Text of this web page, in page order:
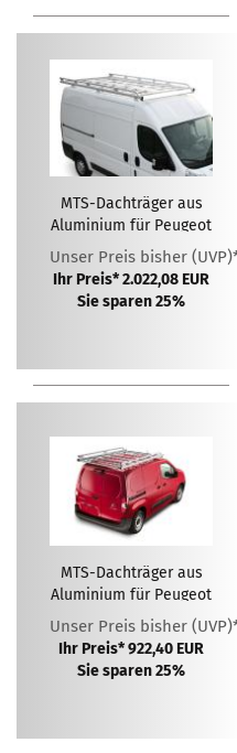
MTS-Dachträger aus
Aluminium für Peugeot
Boxer L4H2 ( 2006 - )
Unser Preis bisher
Ihr Preis* 2.022,08 EUR
Sie sparen 25%
MTS-Dachträger aus
Aluminium für Peugeot
Partner L2H1 ( 2018 - )
Unser Preis bisher
Ihr Preis* 922,40 EUR
Sie sparen 25%